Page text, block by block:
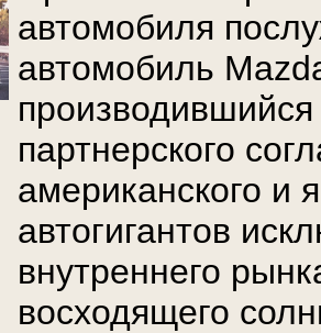
автомобиля
автомобиль
партнерского
американского и
автогигантов
внутреннего
восходящего